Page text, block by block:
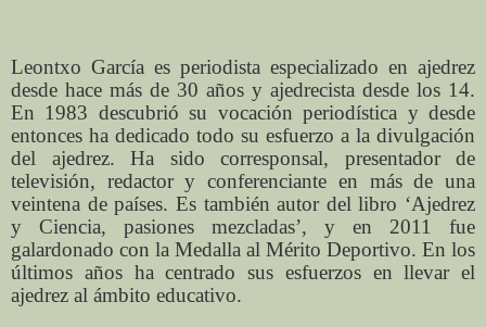
Leontxo García es periodista especializado en ajedrez
desde hace más de 30 años y ajedrecista desde los 14.
En 1983 descubrió su vocación periodística y desde
entonces ha dedicado todo su esfuerzo a la divulgación
del ajedrez. Ha sido corresponsal, presentador de
televisión, redactor y conferenciante en más de una
veintena de países. Es también autor del libro ‘Ajedrez
y Ciencia, pasiones mezcladas’, y en 2011 fue
galardonado con la Medalla al Mérito Deportivo. En los
últimos años ha centrado sus esfuerzos en llevar el
ajedrez al ámbito educativo.